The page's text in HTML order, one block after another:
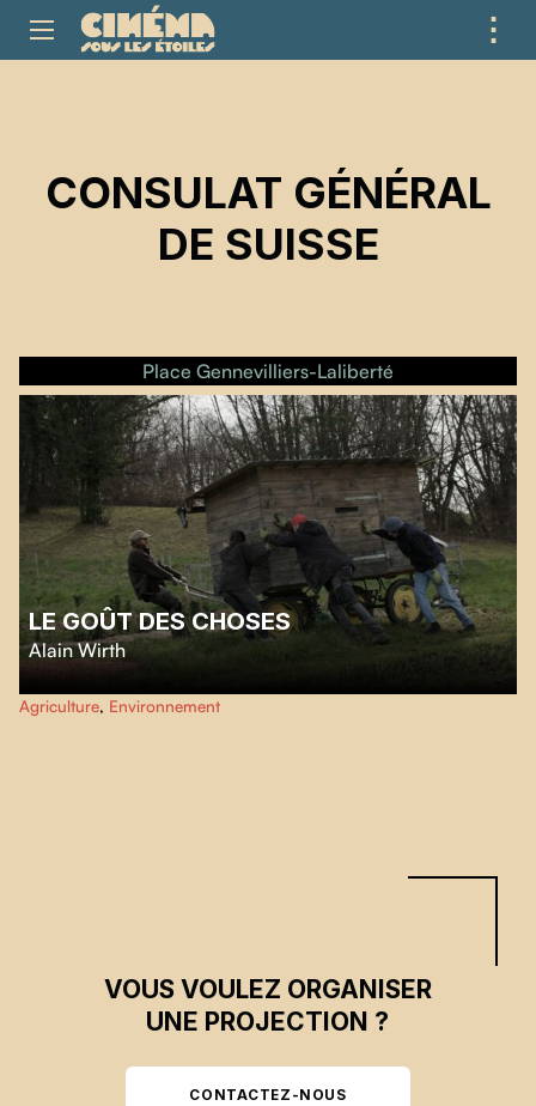
⋮
CONSULAT GÉNÉRAL
DE SUISSE
Place Gennevilliers-Laliberté
LE GOÛT DES CHOSES
Alain Wirth
Depuis 3 ans, Pierre-Gilles et Antoine cultivent de manière entièrement
naturelle leurs légumes. Un défi quotidien que seule la résilience permet de
Agriculture, Environnement
VOUS VOULEZ ORGANISER
UNE PROJECTION ?
CONTACTEZ-NOUS